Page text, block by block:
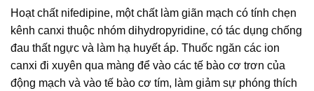
Hoạt chất nifedipine, một chất làm giãn mạch có tính chẹn
kênh canxi thuộc nhóm dihydropyridine, có tác dụng chống
đau thất ngực và làm hạ huyết áp. Thuốc ngăn các ion
canxi đi xuyên qua màng để vào các tế bào cơ trơn của
động mạch và vào tế bào cơ tím, làm giảm sự phóng thích